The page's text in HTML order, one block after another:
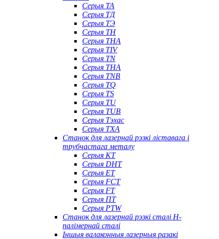
Серыя ТА
Серыя ТД
Серыя ТЭ
Серыя TH
Серыя THA
Серыя TIV
Серыя TN
Серыя ТНА
Серыя TNB
Серыя TQ
Серыя TS
Серыя TU
Серыя TUB
Серыя Тэхас
Серыя TXA
Станок для лазернай рэзкі ліставага і
трубчастага металу
Серыя КТ
Серыя DHT
Серыя ET
Серыя FCT
Серыя FT
Серыя ПТ
Серыя PTW
Станок для лазернай рэзкі сталі H-
палімернай сталі
Іншыя валаконныя лазерныя разакі